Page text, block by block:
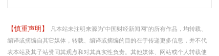
【慎重声明】
凡本站未注明来源为"中国财经新闻网"的所有作品，均转载、
编译或摘编自其它媒体，转载、编译或摘编的目的在于传递更多信息，并不代
表本站及其子站赞同其观点和对其真实性负责。其他媒体、网站或个人转载使